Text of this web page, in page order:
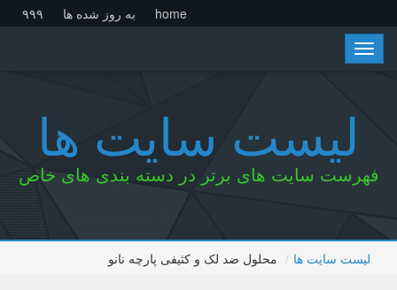
۹۹۹ به روز شده ها home
Toggle
navigation
لیست سایت ها
فهرست سایت های برتر در دسته بندی های خاص
لیست سایت ها محلول ضد لک و کثیفی پارچه نانو